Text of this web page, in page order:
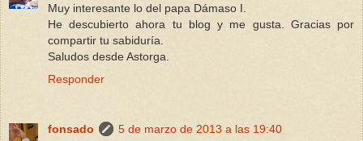
Muy interesante lo del papa Dámaso I.
He descubierto ahora tu blog y me gusta. Gracias por
compartir tu sabiduría.
Saludos desde Astorga.
Responder
fonsado
5 de marzo de 2013 a las 19:40